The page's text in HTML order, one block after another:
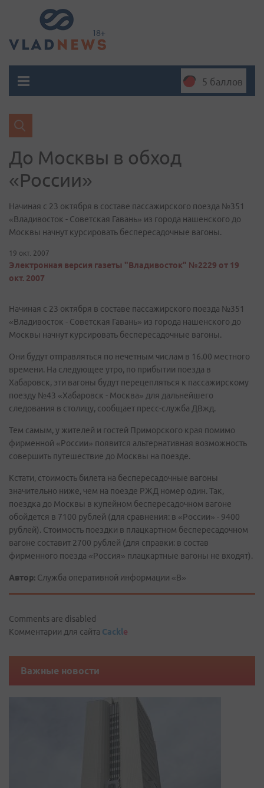
5 баллов
До Москвы в обход
«России»
Начиная с 23 октября в составе пассажирского поезда №351
«Владивосток - Советская Гавань» из города нашенского до
Москвы начнут курсировать беспересадочные вагоны.
19 окт. 2007
Электронная версия газеты "Владивосток" №2229 от 19
окт. 2007
Начиная с 23 октября в составе пассажирского поезда №351
«Владивосток - Советская Гавань» из города нашенского до
Москвы начнут курсировать беспересадочные вагоны.
Они будут отправляться по нечетным числам в 16.00 местного
времени. На следующее утро, по прибытии поезда в
Хабаровск, эти вагоны будут перецепляться к пассажирскому
поезду №43 «Хабаровск - Москва» для дальнейшего
следования в столицу, сообщает пресс-служба ДВжд.
Тем самым, у жителей и гостей Приморского края помимо
фирменной «России» появится альтернативная возможность
совершить путешествие до Москвы на поезде.
Кстати, стоимость билета на беспересадочные вагоны
значительно ниже, чем на поезде РЖД номер один. Так,
поездка до Москвы в купейном беспересадочном вагоне
обойдется в 7100 рублей (для сравнения: в «России» - 9400
рублей). Стоимость поездки в плацкартном беспересадочном
вагоне составит 2700 рублей (для справки: в состав
фирменного поезда «Россия» плацкартные вагоны не входят).
Автор: Служба оперативной информации «В»
Comments are disabled
Комментарии для сайта Cackle
Важные новости